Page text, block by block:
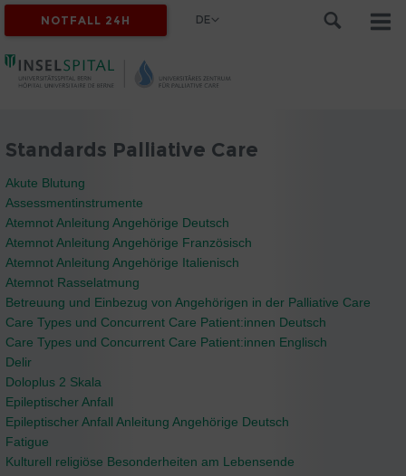
NOTFALL 24H DE
Standards Palliative Care
Akute Blutung
Assessmentinstrumente
Atemnot Anleitung Angehörige Deutsch
Atemnot Anleitung Angehörige Französisch
Atemnot Anleitung Angehörige Italienisch
Atemnot Rasselatmung
Betreuung und Einbezug von Angehörigen in der Palliative Care
Care Types und Concurrent Care Patient:innen Deutsch
Care Types und Concurrent Care Patient:innen Englisch
Delir
Doloplus 2 Skala
Epileptischer Anfall
Epileptischer Anfall Anleitung Angehörige Deutsch
Fatigue
Kulturell religiöse Besonderheiten am Lebensende